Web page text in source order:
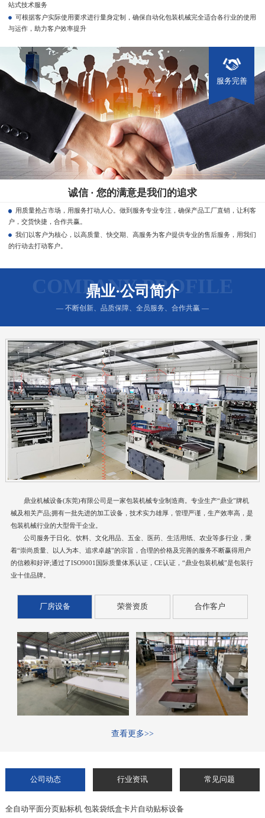
站式技术服务
可根据客户实际使用要求进行量身定制，确保自动化包装机械完全适合各行业的使用
与运作，助力客户效率提升
服务完善
诚信 · 您的满意是我们的追求
用质量抢占市场，用服务打动人心。做到服务专业专注，确保产品工厂直销，让利客
户，交货快捷，合作共赢。
我们以客户为核心，以高质量、快交期、高服务为客户提供专业的售后服务，用我们
的行动去打动客户。
COMPANY PROFILE
鼎业·公司简介
— 不断创新、品质保障、全员服务、合作共赢 —
鼎业机械设备(东莞)有限公司是一家包装机械专业制造商。专业生产“鼎业”牌机
械及相关产品;拥有一批先进的加工设备，技术实力雄厚，管理严谨，生产效率高，是
包装机械行业的大型骨干企业。
公司服务于日化、饮料、文化用品、五金、医药、生活用纸、农业等多行业，秉
着“崇尚质量、以人为本、追求卓越”的宗旨，合理的价格及完善的服务不断赢得用户
的信赖和好评;通过了ISO9001国际质量体系认证，CE认证，“鼎业包装机械”是包装行
业十佳品牌。
厂房设备 荣誉资质 合作客户
查看更多>>
公司动态 行业资讯 常见问题
全自动平面分页贴标机 包装袋纸盒卡片自动贴标设备